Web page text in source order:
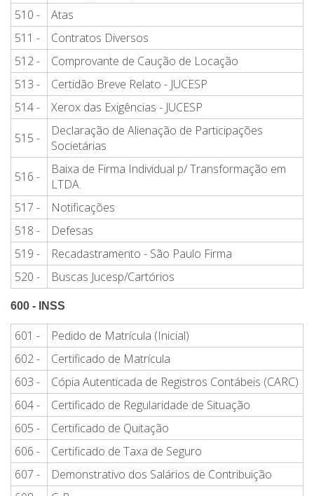
510 -
Atas
511 -
Contratos Diversos
512 -
Comprovante de Caução de Locação
513 -
Certidão Breve Relato - JUCESP
514 -
Xerox das Exigências - JUCESP
515 -
Declaração de Alienação de Participações
Societárias
516 -
Baixa de Firma Individual p/ Transformação em
LTDA.
517 -
Notificações
518 -
Defesas
519 -
Recadastramento - São Paulo Firma
520 -
Buscas Jucesp/Cartórios
600 - INSS
601 -
Pedido de Matrícula (Inicial)
602 -
Certificado de Matrícula
603 -
Cópia Autenticada de Registros Contábeis (CARC)
604 -
Certificado de Regularidade de Situação
605 -
Certificado de Quitação
606 -
Certificado de Taxa de Seguro
607 -
Demonstrativo dos Salários de Contribuição